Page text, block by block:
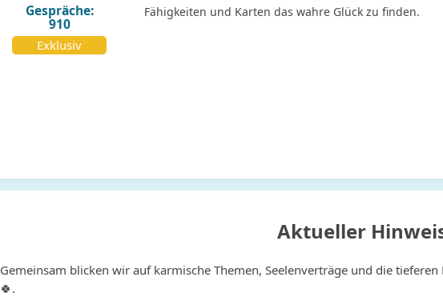
Gespräche:
910
Exklusiv
Fähigkeiten und Karten das wahre Glück zu finden.
Aktueller
Gemeinsam blicken wir auf karmische Themen, Seelenverträge und die
🍀.